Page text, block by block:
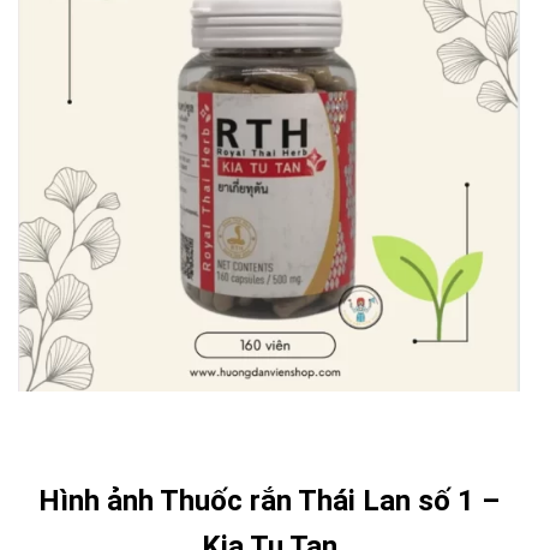
Hình ảnh Thuốc rắn Thái Lan số 1 –